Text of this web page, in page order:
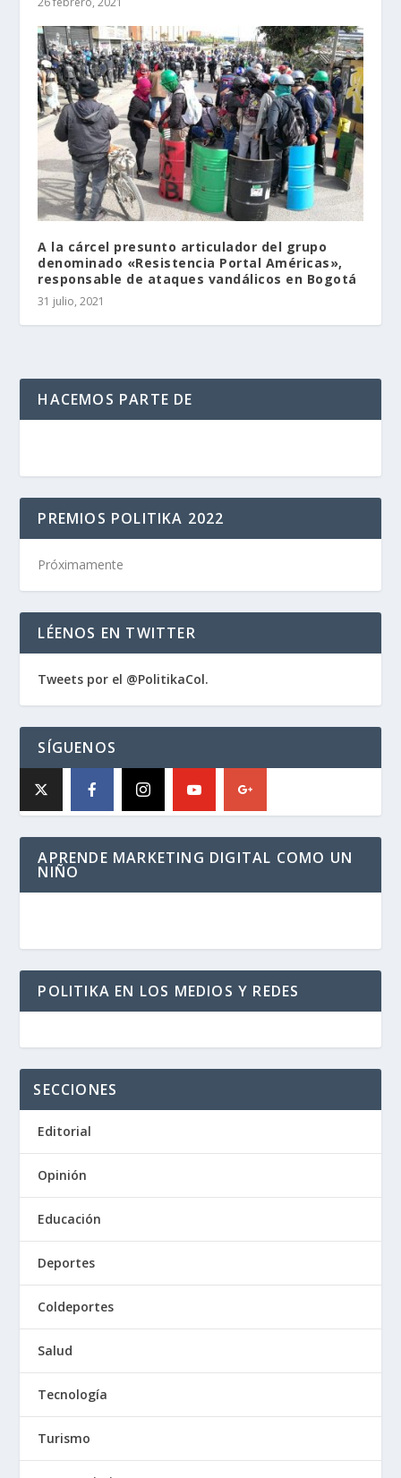
A la cárcel presunto articulador del grupo
denominado «Resistencia Portal Américas»,
responsable de ataques vandálicos en Bogotá
31 julio, 2021
HACEMOS PARTE DE
PREMIOS POLITIKA 2022
Próximamente
LÉENOS EN TWITTER
Tweets por el @PolitikaCol.
SÍGUENOS
APRENDE MARKETING DIGITAL COMO UN
NIÑO
POLITIKA EN LOS MEDIOS Y REDES
SECCIONES
Editorial
Opinión
Educación
Deportes
Coldeportes
Salud
Tecnología
Turismo